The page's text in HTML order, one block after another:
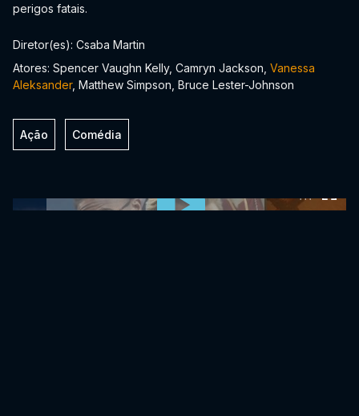
perigos fatais.
Diretor(es): Csaba Martin
Atores: Spencer Vaughn Kelly, Camryn Jackson, Vanessa
Aleksander, Matthew Simpson, Bruce Lester-Johnson
Ação Comédia